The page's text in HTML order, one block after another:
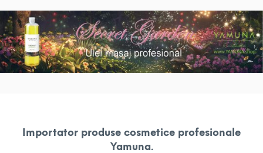
Importator produse cosmetice profesionale
Yamuna.